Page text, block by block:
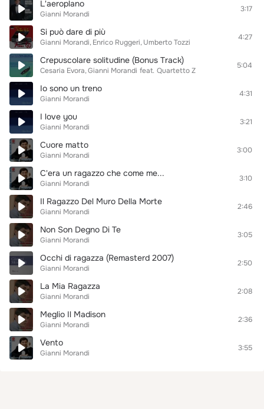
L'aeroplano
Gianni Morandi
3:17
Si può dare di più
Gianni Morandi Enrico Ruggeri Umberto Tozzi
4:27
Crepuscolare solitudine (Bonus Track)
Cesaria Evora Gianni Morandi feat. Quartetto Z
5:04
Io sono un treno
Gianni Morandi
4:31
I love you
Gianni Morandi
3:21
Cuore matto
Gianni Morandi
3:00
C'era un ragazzo che come me...
Gianni Morandi
3:10
Il Ragazzo Del Muro Della Morte
Gianni Morandi
2:46
Non Son Degno Di Te
Gianni Morandi
3:05
Occhi di ragazza (Remasterd 2007)
Gianni Morandi
2:50
La Mia Ragazza
Gianni Morandi
2:08
Meglio Il Madison
Gianni Morandi
2:36
Vento
Gianni Morandi
3:55